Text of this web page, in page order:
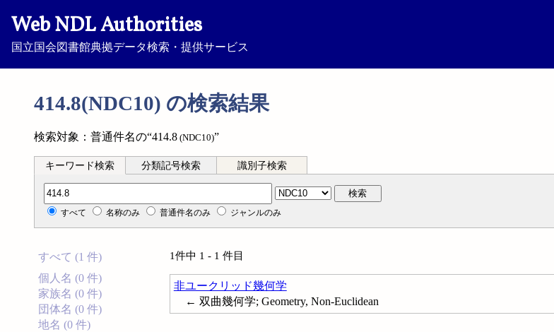
Web NDL Authorities
国立国会図書館典拠データ検索・提供サービス
414.8(NDC10) の検索結果
検索対象：普通件名の“414.8 (NDC10)”
キーワード検索 分類記号検索 識別子検索
分類記号検索 検索
すべて 名称のみ 普通件名のみ ジャンルのみ
すべて (1 件)
個人名 (0 件)
家族名 (0 件)
団体名 (0 件)
地名 (0 件)
1件中 1 - 1 件目
非ユークリッド幾何学
← 双曲幾何学; Geometry, Non-Euclidean